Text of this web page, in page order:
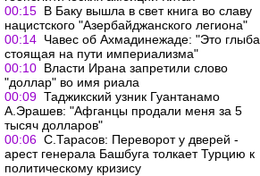
00:15 В Баку вышла в свет книга во славу
нацистского "Азербайджанского легиона"
00:14 Чавес об Ахмадинежаде: "Это глыба,
стоящая на пути империализма"
00:10 Власти Ирана запретили слово
"доллар" во имя риала
00:09 Таджикский узник Гуантанамо
А.Эрашев: "Афганцы продали меня за 5
тысяч долларов"
00:06 С.Тарасов: Переворот у дверей -
арест генерала Башбуга толкает Турцию к
политическому кризису